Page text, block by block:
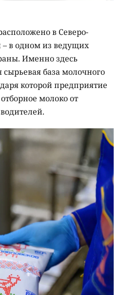
в Северо-
– в одном из ведущих
Именно здесь
база молочного
которой предприятие
молоко от